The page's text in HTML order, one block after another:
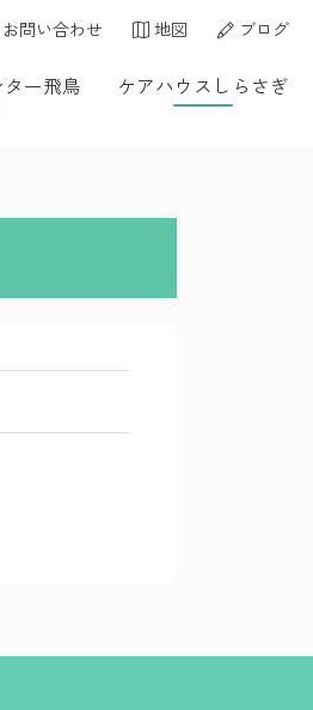
お問い合わせ 地図 ブログ
ー飛鳥 ケアハウスしらさぎ